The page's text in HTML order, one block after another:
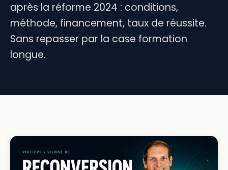
après la réforme 2024 : conditions,
méthode, financement, taux de réussite.
Sans repasser par la case formation
longue.